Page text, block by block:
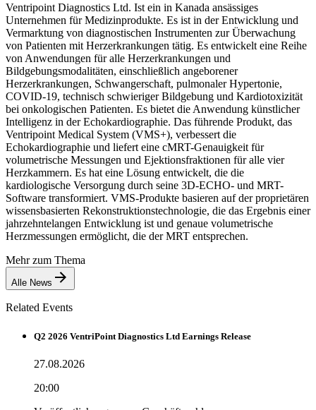
Ventripoint Diagnostics Ltd. Ist ein in Kanada ansässiges
Unternehmen für Medizinprodukte. Es ist in der Entwicklung und
Vermarktung von diagnostischen Instrumenten zur Überwachung
von Patienten mit Herzerkrankungen tätig. Es entwickelt eine Reihe
von Anwendungen für alle Herzerkrankungen und
Bildgebungsmodalitäten, einschließlich angeborener
Herzerkrankungen, Schwangerschaft, pulmonaler Hypertonie,
COVID-19, technisch schwieriger Bildgebung und Kardiotoxizität
bei onkologischen Patienten. Es bietet die Anwendung künstlicher
Intelligenz in der Echokardiographie. Das führende Produkt, das
Ventripoint Medical System (VMS+), verbessert die
Echokardiographie und liefert eine cMRT-Genauigkeit für
volumetrische Messungen und Ejektionsfraktionen für alle vier
Herzkammern. Es hat eine Lösung entwickelt, die die
kardiologische Versorgung durch seine 3D-ECHO- und MRT-
Software transformiert. VMS-Produkte basieren auf der proprietären
wissensbasierten Rekonstruktionstechnologie, die das Ergebnis einer
jahrzehntelangen Entwicklung ist und genaue volumetrische
Herzmessungen ermöglicht, die der MRT entsprechen.
Mehr zum Thema
Alle News
Related Events
Q2 2026 VentriPoint Diagnostics Ltd Earnings Release
27.08.2026
20:00